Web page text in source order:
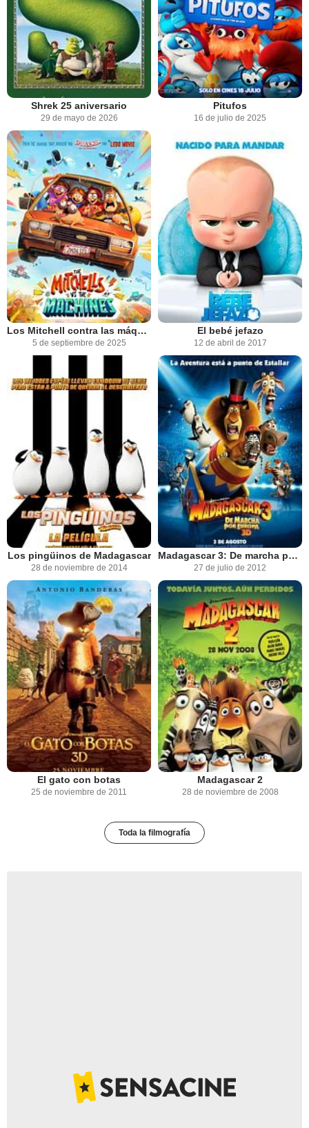
Shrek 25 aniversario
29 de mayo de 2026
Pitufos
16 de julio de 2025
Los Mitchell contra las máquinas
5 de septiembre de 2025
El bebé jefazo
12 de abril de 2017
Los pingüinos de Madagascar
28 de noviembre de 2014
Madagascar 3: De marcha por Europa
27 de julio de 2012
El gato con botas
25 de noviembre de 2011
Madagascar 2
28 de noviembre de 2008
Toda la filmografía